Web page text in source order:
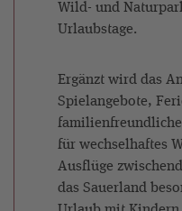
Wild- und
Urlaubstage.
Ergänzt wird das
Spielangebote,
für wechselhaftes
Ausflüge
das Sauerland